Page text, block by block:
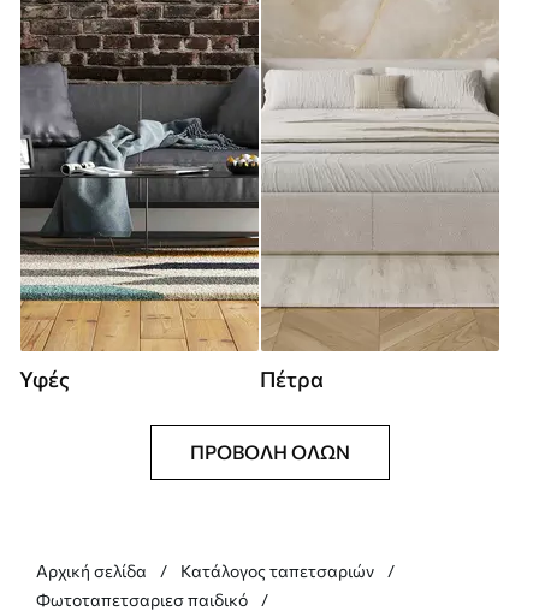
Υφές Πέτρα
ΠΡΟΒΟΛΉ ΌΛΩΝ
Αρχική σελίδα
Κατάλογος ταπετσαριών
Φωτοταπετσαριεσ παιδικό